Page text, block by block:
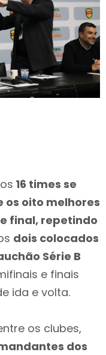
16 times se
os oito melhores
final, repetindo
dois colocados
Série B
e finais
ida e volta.
os clubes,
dos